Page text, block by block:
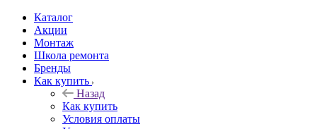
Каталог
Акции
Монтаж
Школа ремонта
Бренды
Как купить
Назад
Как купить
Условия оплаты